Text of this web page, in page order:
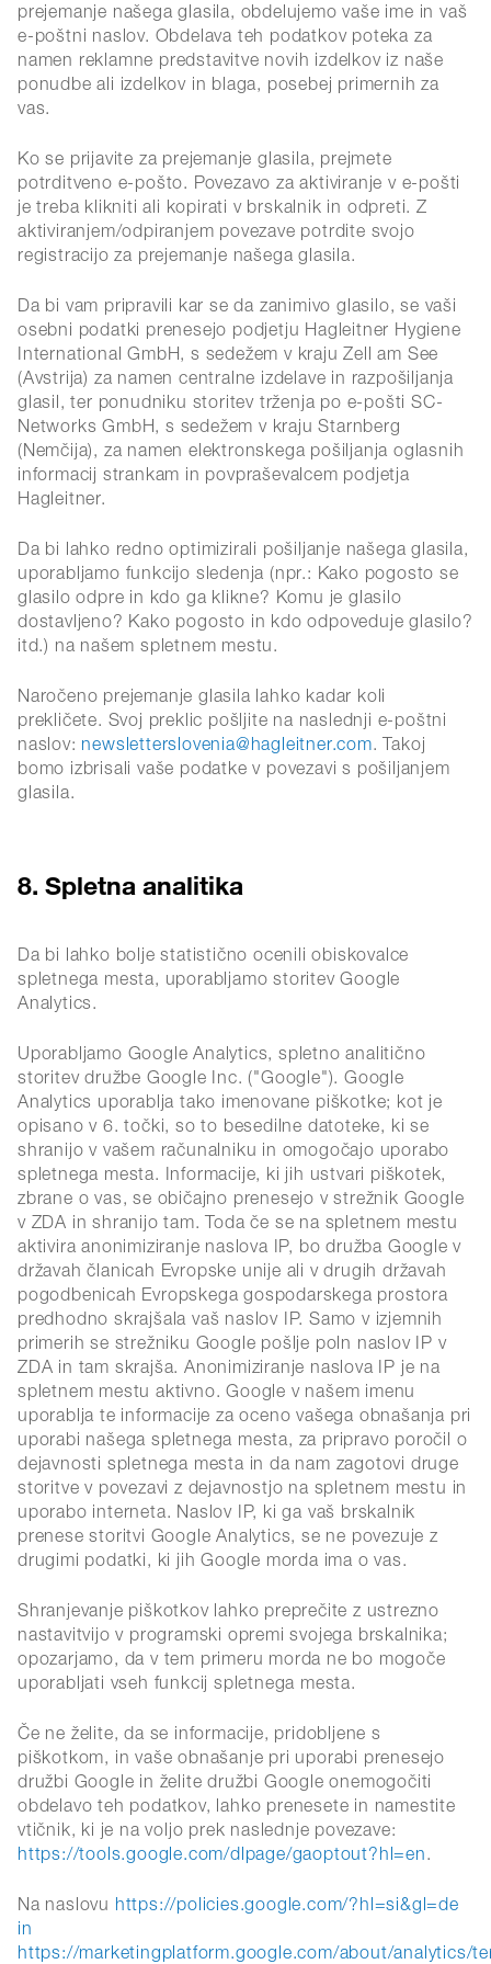
prejemanje našega glasila, obdelujemo vaše ime in vaš
e-poštni naslov. Obdelava teh podatkov poteka za
namen reklamne predstavitve novih izdelkov iz naše
ponudbe ali izdelkov in blaga, posebej primernih za
vas.
Ko se prijavite za prejemanje glasila, prejmete
potrditveno e-pošto. Povezavo za aktiviranje v e-pošti
je treba klikniti ali kopirati v brskalnik in odpreti. Z
aktiviranjem/odpiranjem povezave potrdite svojo
registracijo za prejemanje našega glasila.
Da bi vam pripravili kar se da zanimivo glasilo, se vaši
osebni podatki prenesejo podjetju Hagleitner Hygiene
International GmbH, s sedežem v kraju Zell am See
(Avstrija) za namen centralne izdelave in razpošiljanja
glasil, ter ponudniku storitev trženja po e-pošti SC-
Networks GmbH, s sedežem v kraju Starnberg
(Nemčija), za namen elektronskega pošiljanja oglasnih
informacij strankam in povpraševalcem podjetja
Hagleitner.
Da bi lahko redno optimizirali pošiljanje našega glasila,
uporabljamo funkcijo sledenja (npr.: Kako pogosto se
glasilo odpre in kdo ga klikne? Komu je glasilo
dostavljeno? Kako pogosto in kdo odpoveduje glasilo?
itd.) na našem spletnem mestu.
Naročeno prejemanje glasila lahko kadar koli
prekličete. Svoj preklic pošljite na naslednji e-poštni
naslov: newsletterslovenia@hagleitner.com. Takoj
bomo izbrisali vaše podatke v povezavi s pošiljanjem
glasila.
8. Spletna analitika
Da bi lahko bolje statistično ocenili obiskovalce
spletnega mesta, uporabljamo storitev Google
Analytics.
Uporabljamo Google Analytics, spletno analitično
storitev družbe Google Inc. ("Google"). Google
Analytics uporablja tako imenovane piškotke; kot je
opisano v 6. točki, so to besedilne datoteke, ki se
shranijo v vašem računalniku in omogočajo uporabo
spletnega mesta. Informacije, ki jih ustvari piškotek,
zbrane o vas, se običajno prenesejo v strežnik Google
v ZDA in shranijo tam. Toda če se na spletnem mestu
aktivira anonimiziranje naslova IP, bo družba Google v
državah članicah Evropske unije ali v drugih državah
pogodbenicah Evropskega gospodarskega prostora
predhodno skrajšala vaš naslov IP. Samo v izjemnih
primerih se strežniku Google pošlje poln naslov IP v
ZDA in tam skrajša. Anonimiziranje naslova IP je na
spletnem mestu aktivno. Google v našem imenu
uporablja te informacije za oceno vašega obnašanja pri
uporabi našega spletnega mesta, za pripravo poročil o
dejavnosti spletnega mesta in da nam zagotovi druge
storitve v povezavi z dejavnostjo na spletnem mestu in
uporabo interneta. Naslov IP, ki ga vaš brskalnik
prenese storitvi Google Analytics, se ne povezuje z
drugimi podatki, ki jih Google morda ima o vas.
Shranjevanje piškotkov lahko preprečite z ustrezno
nastavitvijo v programski opremi svojega brskalnika;
opozarjamo, da v tem primeru morda ne bo mogoče
uporabljati vseh funkcij spletnega mesta.
Če ne želite, da se informacije, pridobljene s
piškotkom, in vaše obnašanje pri uporabi prenesejo
družbi Google in želite družbi Google onemogočiti
obdelavo teh podatkov, lahko prenesete in namestite
vtičnik, ki je na voljo prek naslednje povezave:
https://tools.google.com/dlpage/gaoptout?hl=en.
Na naslovu https://policies.google.com/?hl=si&gl=de
in
https://marketingplatform.google.com/about/analytics/